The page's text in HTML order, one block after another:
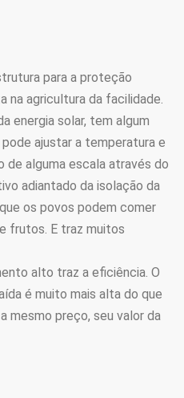
para a proteção
na agricultura da facilidade.
energia solar, tem algum
ajustar a temperatura e
de alguma escala através do
adiantado da isolação da
os povos podem comer
frutos. E traz muitos
alto traz a eficiência. O
é muito mais alta do que
mesmo preço, seu valor da